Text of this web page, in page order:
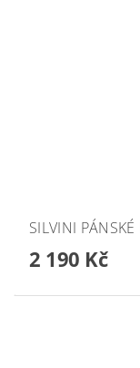
SILVINI
2 190 Kč